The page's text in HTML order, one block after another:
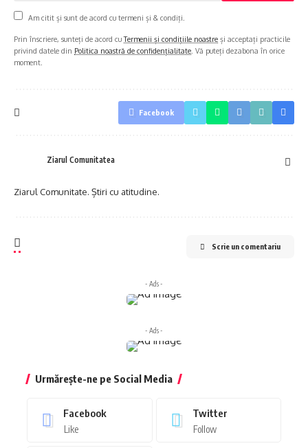
Am citit și sunt de acord cu termeni și & condiți.
Prin înscriere, sunteți de acord cuTermenii și condițiile noastre și acceptați practicile
privind datele din Politica noastră de confidențialitate . Vă puteți dezabona în orice
moment.
Facebook
Ziarul Comunitatea
Ziarul Comunitate. Știri cu atitudine.
Scrie un comentariu
- Ads -
- Ads -
Urmărește-ne pe Social Media
Facebook
Like
Twitter
Follow